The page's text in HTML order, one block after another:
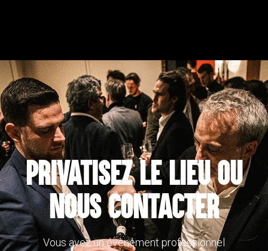
PRIVATISEZ LE LIEU ou
nous contacter
Vous avez un évènement professionnel